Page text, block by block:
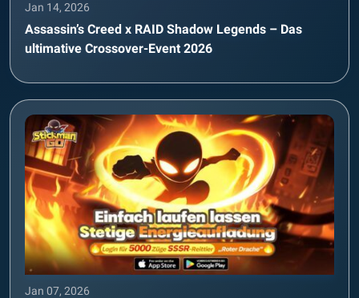
Jan 14, 2026
Assassin’s Creed x RAID Shadow Legends – Das
ultimative Crossover-Event 2026
Jan 07, 2026